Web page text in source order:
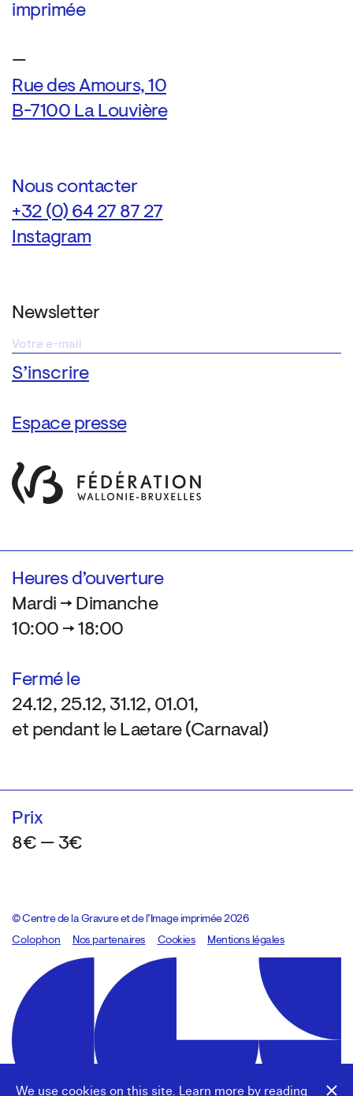
We use cookies on this site. Learn more by reading
imprimée
—
Rue des Amours, 10
B-7100 La Louvière
Nous contacter
+32 (0) 64 27 87 27
Instagram
Newsletter
Espace presse
Heures d’ouverture
Mardi → Dimanche
10:00 → 18:00
Fermé le
24.12, 25.12, 31.12, 01.01,
et pendant le Laetare (Carnaval)
Prix
8€ — 3€
© Centre de la Gravure et de l’Image imprimée 2026
Colophon
Design:Marcel Kaczmarek, code:8080.studio
Nos partenaires Cookies Mentions légales